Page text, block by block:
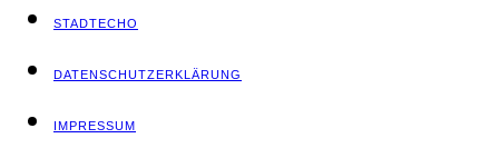
STADT­ECHO
DATEN­SCHUTZ­ER­KLÄ­RUNG
IMPRES­SUM